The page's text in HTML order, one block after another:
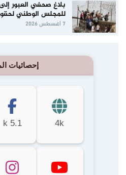
بلاغ صحفي العبور
للمجلس الوطني
7 أغسطس 2026
إحصائيات
4k
5.1 k